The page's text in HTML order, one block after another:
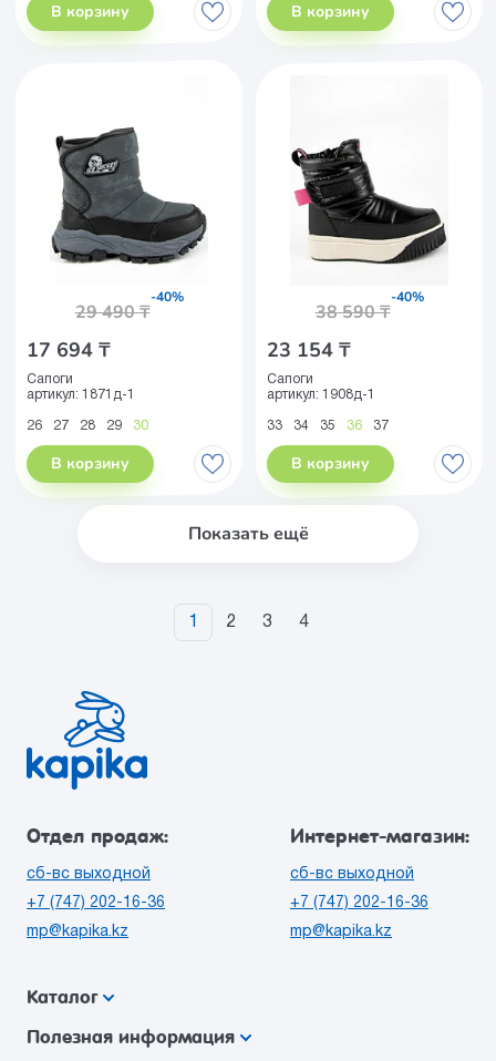
В корзину В корзину
17 694 ₸
29 490 ₸
-40%
Сапоги
артикул: 1871д-1
26 27 28 29 30
В корзину
23 154 ₸
38 590 ₸
-40%
Сапоги
артикул: 1908д-1
33 34 35 36 37
В корзину
Показать ещё
1 2 3 4
Отдел продаж:
сб-вс выходной
+7 (747) 202-16-36
mp@kapika.kz
Интернет-магазин:
сб-вс выходной
+7 (747) 202-16-36
mp@kapika.kz
Каталог
Полезная информация